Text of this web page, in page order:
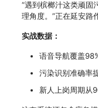
“遇到槟榔汁这类顽固
理角度。”正在延安路
实战数据：
语音导航覆盖
污染识别准确率
新人上岗周期从